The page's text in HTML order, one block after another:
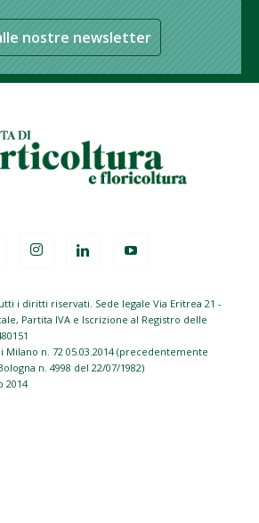
nostre newsletter
i diritti riservati. Sede legale Via Eritrea 21 -
Partita IVA e Iscrizione al Registro delle
n. 72 05.03.2014 (precedentemente
n. 4998 del 22/07/1982)
2014